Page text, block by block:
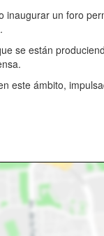
un foro
se están
este ámbito,